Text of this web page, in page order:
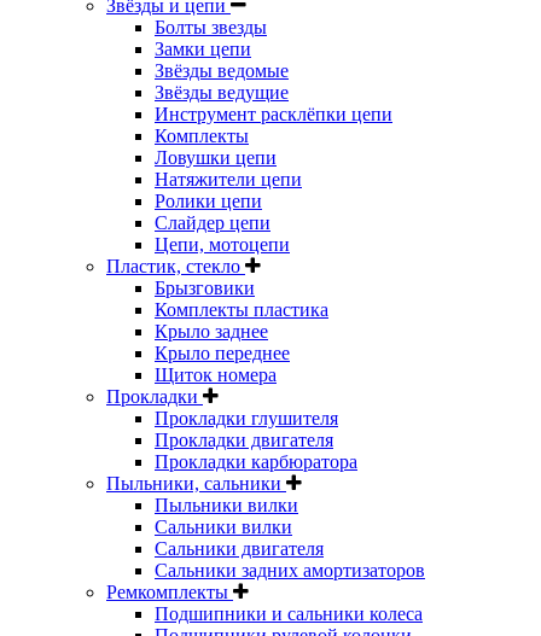
Звёзды и цепи
Болты звезды
Замки цепи
Звёзды ведомые
Звёзды ведущие
Инструмент расклёпки цепи
Комплекты
Ловушки цепи
Натяжители цепи
Ролики цепи
Слайдер цепи
Цепи, мотоцепи
Пластик, стекло
Брызговики
Комплекты пластика
Крыло заднее
Крыло переднее
Щиток номера
Прокладки
Прокладки глушителя
Прокладки двигателя
Прокладки карбюратора
Пыльники, сальники
Пыльники вилки
Сальники вилки
Сальники двигателя
Сальники задних амортизаторов
Ремкомплекты
Подшипники и сальники колеса